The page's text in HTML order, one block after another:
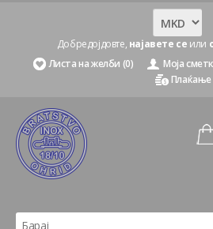
Добредојдовте, најавете се или
Листа на желби (0)
Моја
Плаќање